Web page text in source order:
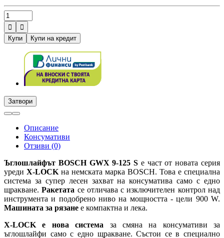


Купи
Купи на кредит
Затвори
Описание
Консумативи
Отзиви (0)
Ъглошлайфът BOSCH GWX 9-125 S е част от новата серия
уреди X-LOCK на немската марка BOSCH. Това е специална
система за супер лесен захват на консуматива само с едно
щракване.Ракетата се отличава с изключителен контрол над
инструмента и подобрено ниво на мощността - цели 900 W.
Машината за рязане е компактна и лека.
X-LOCK е нова система за смяна на консумативи за
ъглошлайфи само с едно щракване. Състои се в специално